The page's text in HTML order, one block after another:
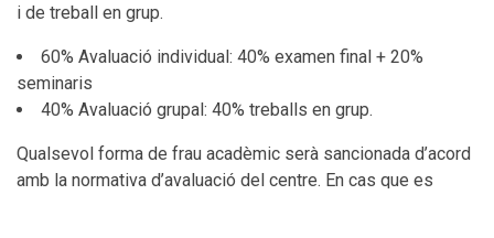
i de treball en grup.
60% Avaluació individual: 40% examen final + 20%
seminaris
40% Avaluació grupal: 40% treballs en grup.
Qualsevol forma de frau acadèmic serà sancionada d’acord
amb la normativa d’avaluació del centre. En cas que es